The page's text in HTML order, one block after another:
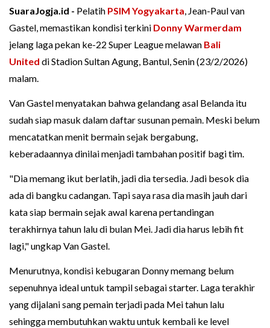
SuaraJogja.id - Pelatih PSIM Yogyakarta, Jean-Paul van
Gastel, memastikan kondisi terkini Donny Warmerdam
jelang laga pekan ke-22 Super League melawan Bali
United di Stadion Sultan Agung, Bantul, Senin (23/2/2026)
malam.
Van Gastel menyatakan bahwa gelandang asal Belanda itu
sudah siap masuk dalam daftar susunan pemain. Meski belum
mencatatkan menit bermain sejak bergabung,
keberadaannya dinilai menjadi tambahan positif bagi tim.
"Dia memang ikut berlatih, jadi dia tersedia. Jadi besok dia
ada di bangku cadangan. Tapi saya rasa dia masih jauh dari
kata siap bermain sejak awal karena pertandingan
terakhirnya tahun lalu di bulan Mei. Jadi dia harus lebih fit
lagi," ungkap Van Gastel.
Menurutnya, kondisi kebugaran Donny memang belum
sepenuhnya ideal untuk tampil sebagai starter. Laga terakhir
yang dijalani sang pemain terjadi pada Mei tahun lalu
sehingga membutuhkan waktu untuk kembali ke level